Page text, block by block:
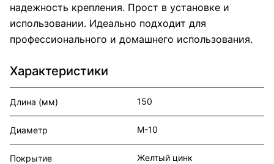
надежность крепления. Прост в установке и
использовании. Идеально подходит для
профессионального и домашнего использования.
Характеристики
Длина (мм) 150
Диаметр М-10
Покрытие Желтый цинк